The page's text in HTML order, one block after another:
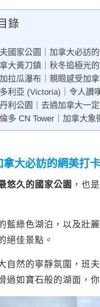
錄
國家公園｜加拿大必訪
大黃刀鎮｜秋冬追極光
拉瓜瀑布｜親眼感受加
利亞 (Victoria)｜令人讚
利公園｜去過加拿大一
多 CN Tower｜加拿大象
大必訪的網美打
悠久的國家公園 ，也
藍綠色湖泊，以及壯
絕佳景點。
自然的寧靜氛圍，班
過如寶石般的湖面，